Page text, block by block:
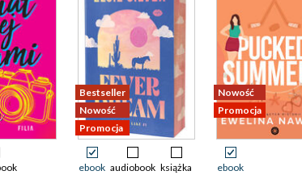
Bestseller
Nowość
Promocja
ebook audiobook książka
Nowość
Promocja
ebook